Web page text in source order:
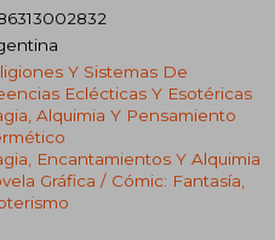
Y Sistemas De
Eclécticas Y Esotéricas
Alquimia Y Pensamiento
Encantamientos Y Alquimia
Gráfica / Cómic: Fantasía,